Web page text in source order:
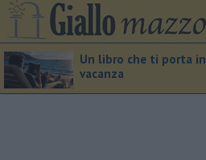
Un libro che ti porta in
vacanza